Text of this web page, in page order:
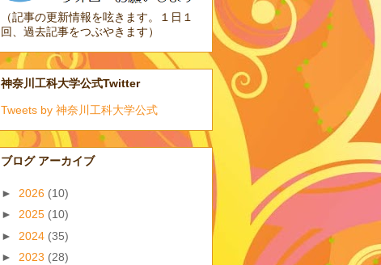
（記事の更新情報を呟きます。１日１
回、過去記事をつぶやきます）
神奈川工科大学公式Twitter
Tweets by 神奈川工科大学公式
ブログ アーカイブ
► 2026 (10)
► 2025 (10)
► 2024 (35)
► 2023 (28)